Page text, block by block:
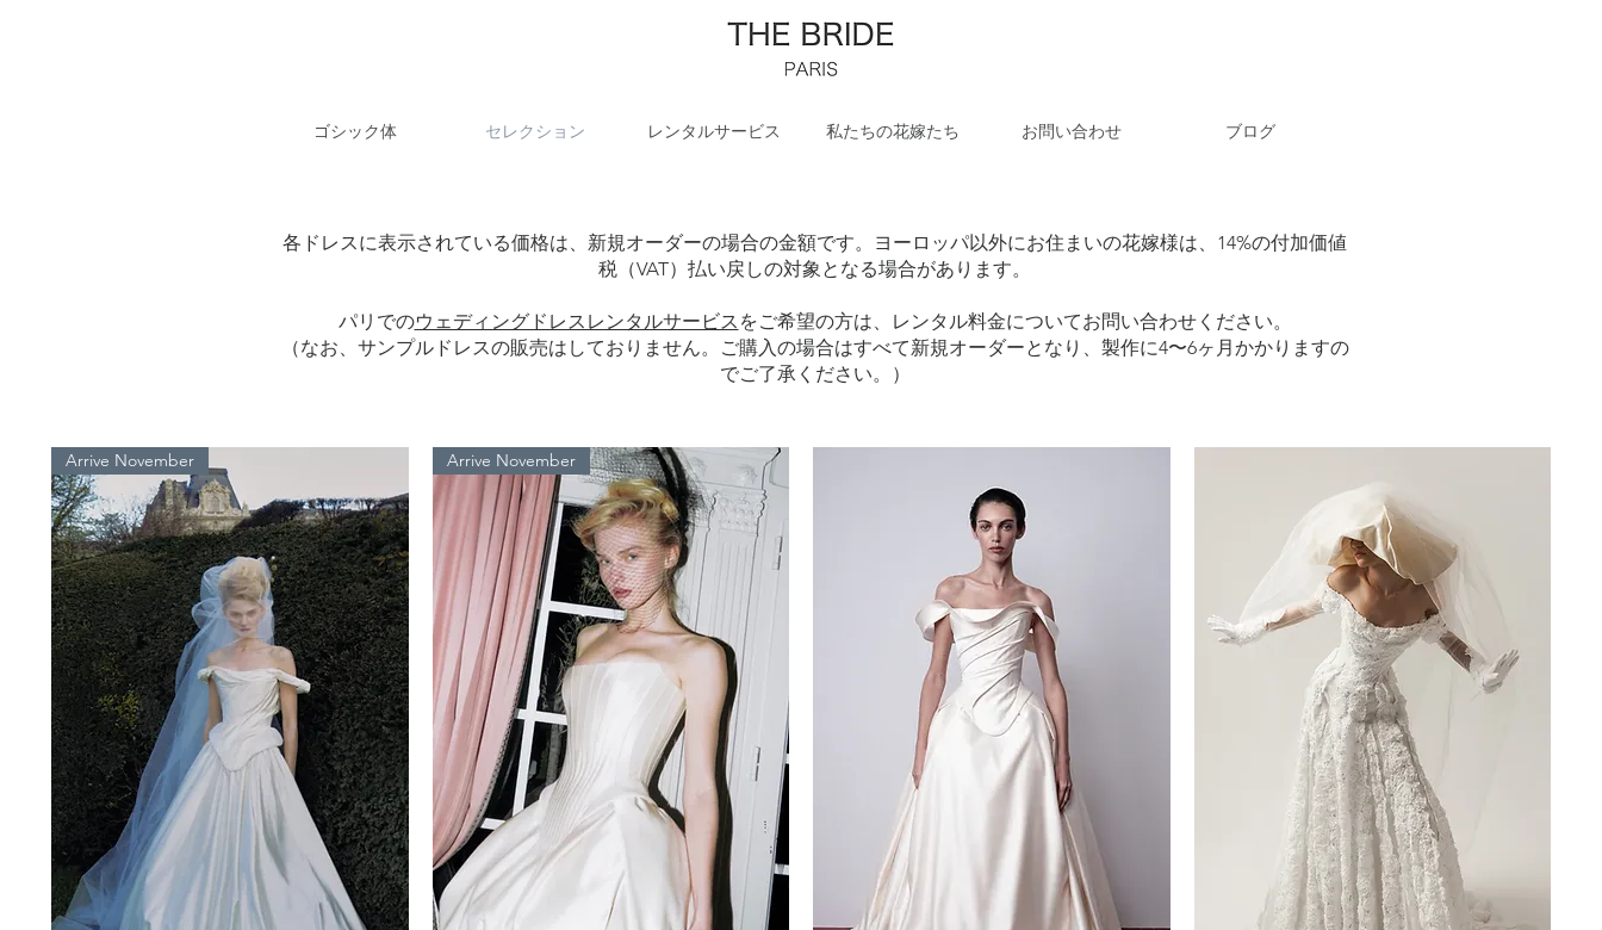
ゴシック体 セレクション レンタルサービス 私たちの花嫁たち お問い合わせ ブログ
各ドレスに表示されている価格は、新規オーダーの場合の金額です。ヨーロッパ以外にお住まいの花嫁様は、14%の付加価値
税（VAT）払い戻しの対象となる場合があります。
パリでのウェディングドレスレンタルサービス をご希望の方は、レンタル料金についてお問い合わせください。
（なお、サンプルドレスの販売はしておりません。ご購入の場合はすべて新規オーダーとなり、製作に4〜6ヶ月かかりますの
でご了承ください。）
Arrive November Arrive November